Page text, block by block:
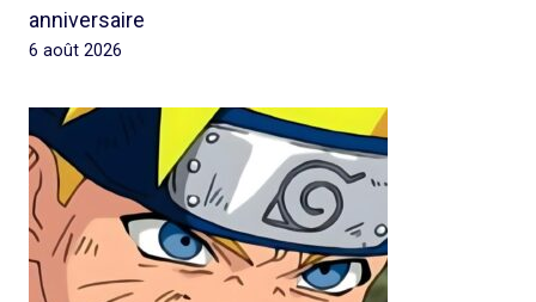
anniversaire
6 août 2026